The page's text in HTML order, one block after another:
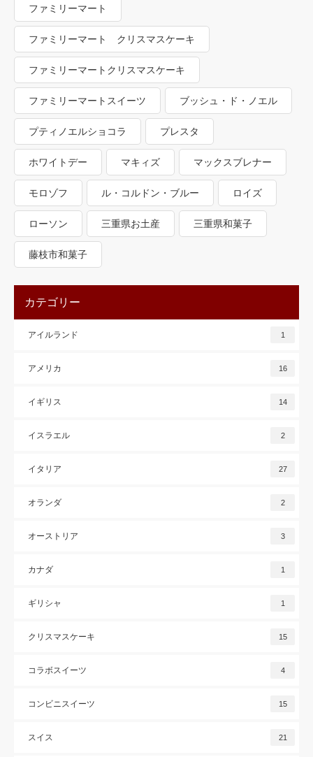
ファミリーマート
ファミリーマート クリスマスケーキ
ファミリーマートクリスマスケーキ
ファミリーマートスイーツ ブッシュ・ド・ノエル
プティノエルショコラ プレスタ
ホワイトデー マキィズ マックスブレナー
モロゾフ ル・コルドン・ブルー ロイズ
ローソン 三重県お土産 三重県和菓子
藤枝市和菓子
カテゴリー
アイルランド 1
アメリカ 16
イギリス 14
イスラエル 2
イタリア 27
オランダ 2
オーストリア 3
カナダ 1
ギリシャ 1
クリスマスケーキ 15
コラボスイーツ 4
コンビニスイーツ 15
スイス 21